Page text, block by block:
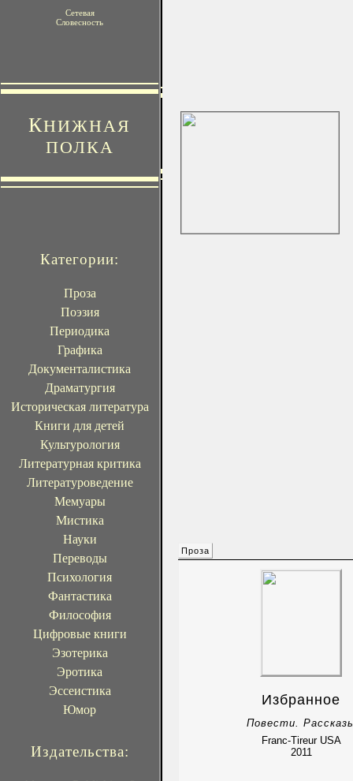
Сетевая
Словесность
КНИЖНАЯ
ПОЛКА
Категории:
Проза
Поэзия
Периодика
Графика
Документалистика
Драматургия
Историческая литература
Книги для детей
Культурология
Литературная критика
Литературоведение
Мемуары
Мистика
Науки
Переводы
Психология
Фантастика
Философия
Цифровые книги
Эзотерика
Эротика
Эссеистика
Юмор
Издательства:
Проза
Избранное
Повести.
Franc-Tireur USA
2011